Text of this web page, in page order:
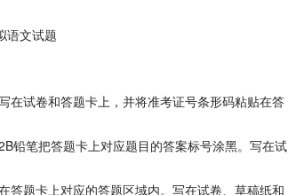
文试题
试卷和答题卡上，并将准考证号条形码粘贴在答
笔把答题卡上对应题目的答案标号涂黑。写在试
题卡上对应的答题区域内。写在试卷、草稿纸和